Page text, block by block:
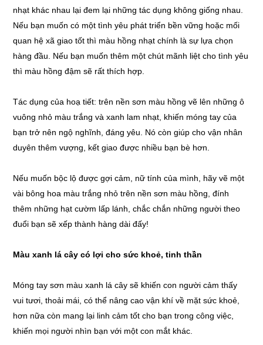
nhạt khác nhau lại đem lại những tác dụng không giống nhau.
Nếu bạn muốn có một tình yêu phát triển bền vững hoặc mối
quan hệ xã giao tốt thì màu hồng nhạt chính là sự lựa chọn
hàng đầu. Nếu bạn muốn thêm một chút mãnh liệt cho tình yêu
thì màu hồng đậm sẽ rất thích hợp.
Tác dụng của hoạ tiết: trên nền sơn màu hồng vẽ lên những ô
vuông nhỏ màu trắng và xanh lam nhạt, khiến móng tay của
bạn trở nên ngộ nghĩnh, đáng yêu. Nó còn giúp cho vận nhân
duyên thêm vượng, kết giao được nhiều bạn bè hơn.
Nếu muốn bộc lộ được gợi cảm, nữ tính của mình, hãy vẽ một
vài bông hoa màu trắng nhỏ trên nền sơn màu hồng, đính
thêm những hạt cườm lấp lánh, chắc chắn những người theo
đuổi bạn sẽ xếp thành hàng dài đấy!
Màu xanh lá cây có lợi cho sức khoẻ, tinh thần
Móng tay sơn màu xanh lá cây sẽ khiến con người cảm thấy
vui tươi, thoải mái, có thể nâng cao vận khí về mặt sức khoẻ,
hơn nữa còn mang lại linh cảm tốt cho bạn trong công việc,
khiến mọi người nhìn bạn với một con mắt khác.